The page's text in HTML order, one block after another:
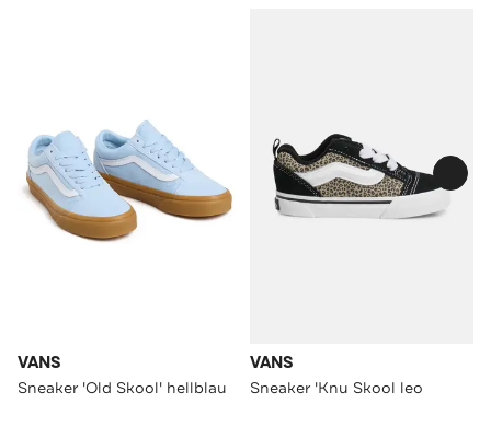
VANS
Sneaker 'Old Skool' hellblau
VANS
Sneaker 'Knu Skool leo